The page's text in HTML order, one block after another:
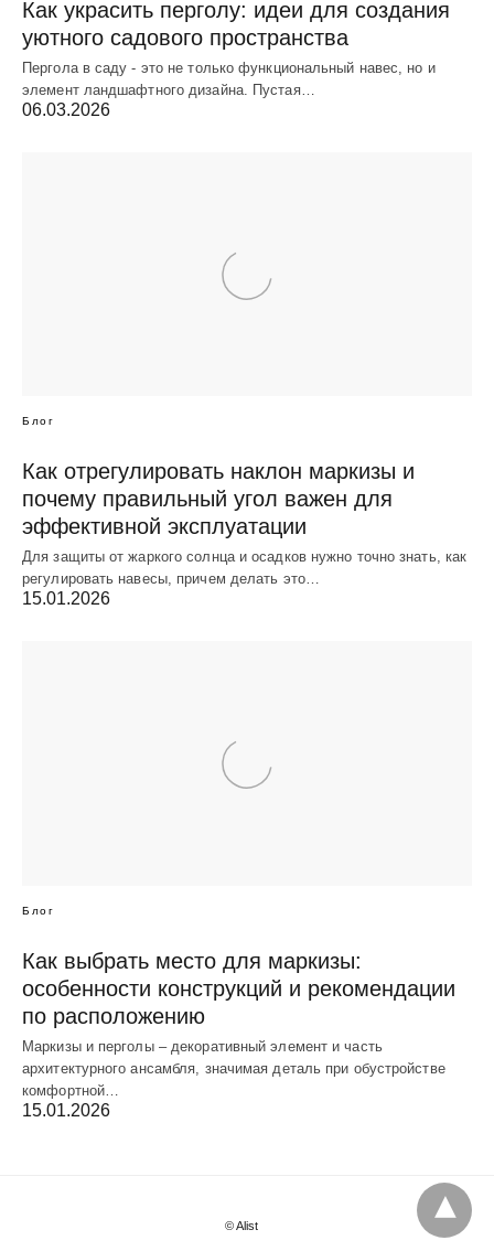
Как украсить перголу: идеи для создания
уютного садового пространства
Пергола в саду - это не только функциональный навес, но и
элемент ландшафтного дизайна. Пустая…
06.03.2026
Блог
Как отрегулировать наклон маркизы и
почему правильный угол важен для
эффективной эксплуатации
Для защиты от жаркого солнца и осадков нужно точно знать, как
регулировать навесы, причем делать это…
15.01.2026
Блог
Как выбрать место для маркизы:
особенности конструкций и рекомендации
по расположению
Маркизы и перголы – декоративный элемент и часть
архитектурного ансамбля, значимая деталь при обустройстве
комфортной…
15.01.2026
© Alist